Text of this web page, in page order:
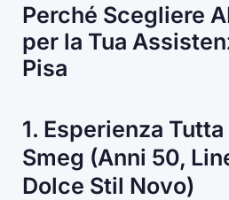
Perché Scegliere
per la Tua
Pisa
1. Esperienza
Smeg (Anni 50,
Dolce Stil Novo)